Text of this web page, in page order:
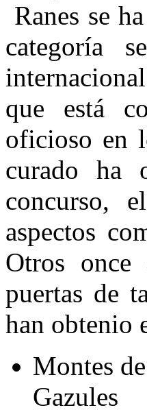
Ranes se
categoría
que está
oficioso en
curado ha
concurso,
aspectos
Otros once
puertas de
han obtenio
Montes
Gazules